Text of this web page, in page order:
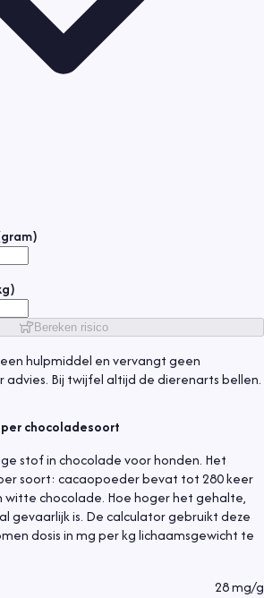
Bereken risico
hulpmiddel en vervangt geen
Bij twijfel altijd de dierenarts bellen.
chocoladesoort
stof in chocolade voor honden. Het
soort: cacaopoeder bevat tot 280 keer
chocolade. Hoe hoger het gehalte,
gevaarlijk is. De calculator gebruikt deze
dosis in mg per kg lichaamsgewicht te
28mg/g